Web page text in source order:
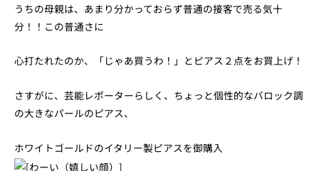
うちの母親は、あまり分かっておらず普通の接客で売る気十
分！！この普通さに
心打たれたのか、「じゃあ買うわ！」とピアス２点をお買上げ！
さすがに、芸能レポーターらしく、ちょっと個性的なバロック調
の大きなパールのピアス、
ホワイトゴールドのイタリー製ピアスを御購入